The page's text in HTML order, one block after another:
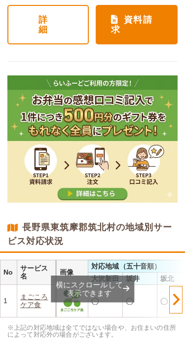
詳
細
資料請
求
長野県東筑摩郡筑北村の地域別サー
ビス対応状況
No
サービス
名
画像
対応地域（五十音順）
大沢新田
坂井 坂北
1
まごころ
ケア食
◯ ◯ ◯
横にスクロールして
表示できます
※上記の対応地域は全てではない場合や、お住まいの住所
によって対応外の場合がございます。